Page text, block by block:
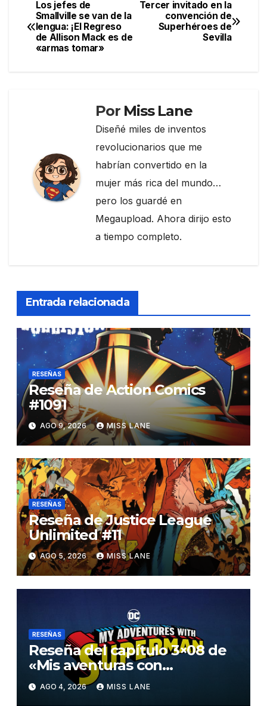
b
o
a
m
ar
tir
Navegación
de
Tercer invitado en la
convención de
Superhéroes de
Sevilla
Los jefes de
Smallville se van de la
lengua: ¡El Regreso
de Allison Mack es de
«armas tomar»
Por Miss Lane
Diseñé miles de inventos
revolucionarios que me
habrían convertido en la
mujer más rica del mundo…
pero los guardé en
Megaupload. Ahora dirijo esto
a tiempo completo.
Entrada relacionada
RESEÑAS
Reseña de Action Comics
#1091
AGO 9, 2026 MISS LANE
RESEÑAS
Reseña de Justice League
Unlimited #11
AGO 5, 2026 MISS LANE
RESEÑAS
Reseña del capítulo 3×08 de
«Mis aventuras con
Superman»
AGO 4, 2026 MISS LANE